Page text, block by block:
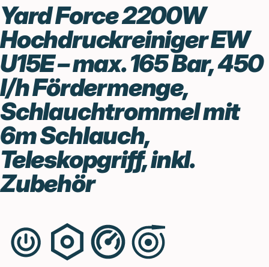
Yard Force 2200W
Hochdruckreiniger EW
U15E – max. 165 Bar, 450
l/h Fördermenge,
Schlauchtrommel mit
6m Schlauch,
Teleskopgriff, inkl.
Zubehör